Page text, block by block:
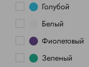
Голубой
Белый
Фиолетовый
Зеленый